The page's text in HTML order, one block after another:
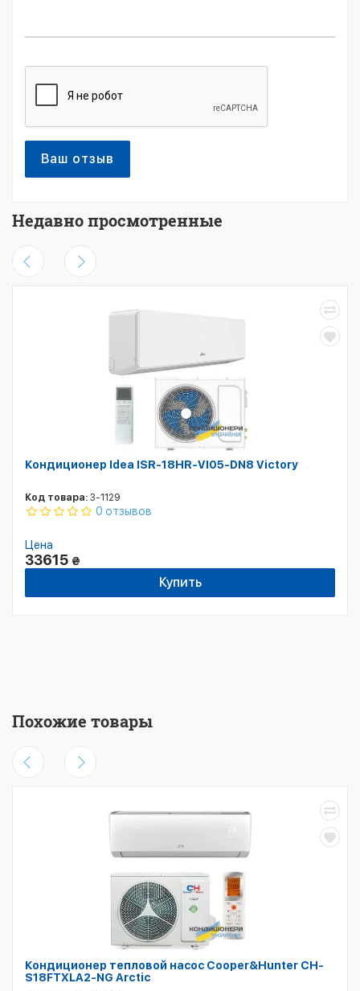
Ваш отзыв
Недавно просмотренные
Кондиционер Idea ISR-18HR-VI05-DN8 Victory
Код товара: 3-1129
0 отзывов
Цена
33615 ₴
Купить
Похожие товары
Кондиционер тепловой насос Cooper&Hunter CH-
S18FTXLA2-NG Arctic